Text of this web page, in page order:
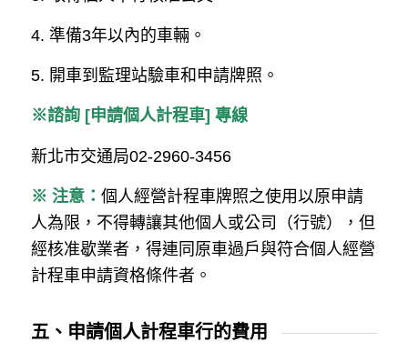
4. 準備3年以內的車輛。
5. 開車到監理站驗車和申請牌照。
※諮詢 [申請個人計程車] 專線
新北市交通局02-2960-3456
※ 注意： 個人經營計程車牌照之使用以原申請
人為限，不得轉讓其他個人或公司（行號），但
經核准歇業者，得連同原車過戶與符合個人經營
計程車申請資格條件者。
五、申請個人計程車行的費用